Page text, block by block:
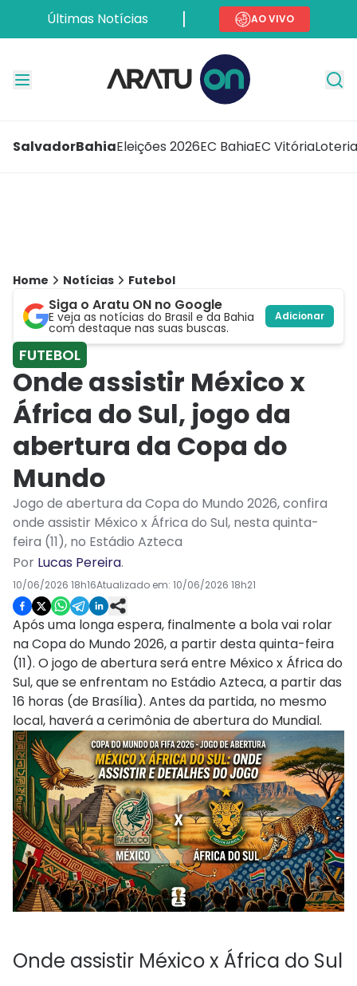
Últimas Notícias AO VIVO
SalvadorBahiaEleições 2026EC BahiaEC Vitória
Home Notícias Futebol
Siga o Aratu ON no Google
E veja as notícias do Brasil e da Bahia
com destaque nas suas buscas.
Adicionar
FUTEBOL
Onde assistir México x
África do Sul, jogo da
abertura da Copa do
Mundo
Jogo de abertura da Copa do Mundo 2026, confira
onde assistir México x África do Sul, nesta quinta-
feira (11), no Estádio Azteca
Por Lucas Pereira.
10/06/2026 18h16Atualizado em: 10/06/2026 18h21
Após uma longa espera, finalmente a bola vai rolar
na Copa do Mundo 2026, a partir desta quinta-feira
(11). O jogo de abertura será entre México x África do
Sul, que se enfrentam no Estádio Azteca, a partir das
16 horas (de Brasília). Antes da partida, no mesmo
local, haverá a cerimônia de abertura do Mundial.
Onde assistir México x África do Sul